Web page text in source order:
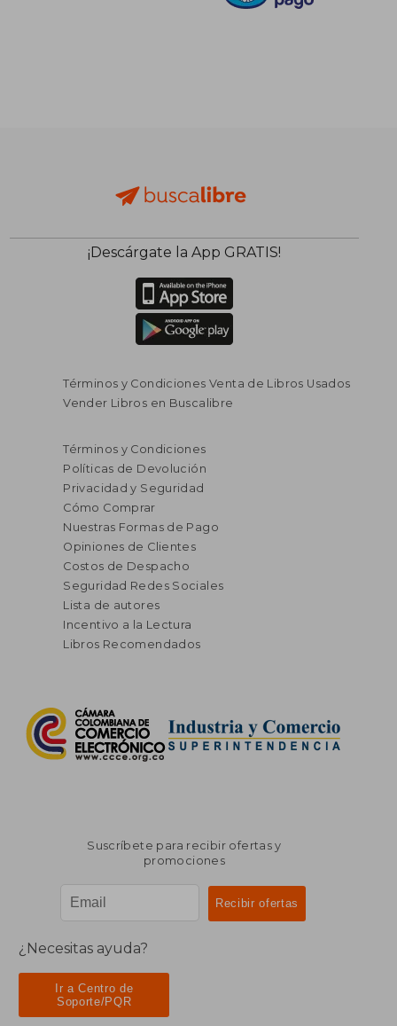
¡Descárgate la App GRATIS!
Términos y Condiciones Venta de Libros Usados
Vender Libros en Buscalibre
Términos y Condiciones
Políticas de Devolución
Privacidad y Seguridad
Cómo Comprar
Nuestras Formas de Pago
Opiniones de Clientes
Costos de Despacho
Seguridad Redes Sociales
Lista de autores
Incentivo a la Lectura
Libros Recomendados
Suscríbete para recibir ofertas y
promociones
¿Necesitas ayuda?
Ir a Centro de
Soporte/PQR